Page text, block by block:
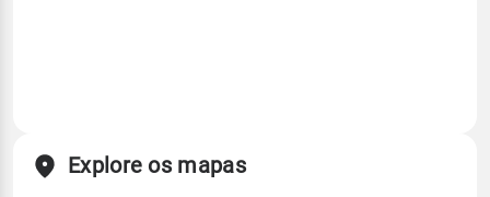
Explore os mapas